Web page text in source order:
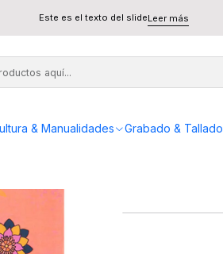
& Manualidades Grabado & Tallado
Este es el texto del slideLeer más